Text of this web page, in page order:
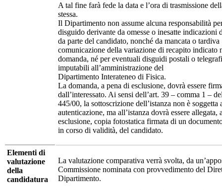
A tal fine farà fede la data e l’ora di trasmissione
stessa.
Il Dipartimento non assume alcuna responsabilità
disguido derivante da omesse o inesatte indicazioni
da parte del candidato, nonché da mancata o tardiva
comunicazione della variazione di recapito indicato
domanda, né per eventuali disguidi postali o
imputabili all’amministrazione del
Dipartimento Interateneo di Fisica.
La domanda, a pena di esclusione, dovrà essere
dall’interessato. Ai sensi dell’art. 39 – comma 1 –
445/00, la sottoscrizione dell’istanza non è soggetta
autenticazione, ma all’istanza dovrà essere allegata,
esclusione, copia fotostatica firmata di un
in corso di validità, del candidato.
Elementi di
valutazione
della
candidatura
La valutazione comparativa verrà svolta, da
Commissione nominata con provvedimento del
Dipartimento.